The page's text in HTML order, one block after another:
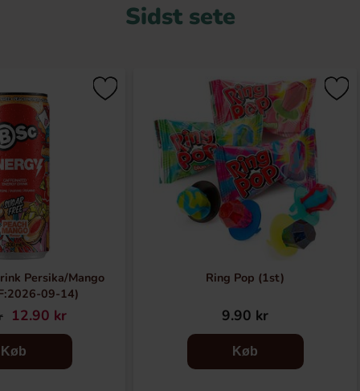
Sidst sete
Persika/Mango
09-14)
12.90 kr
Køb
Ring Pop (1st)
9.90 kr
Køb